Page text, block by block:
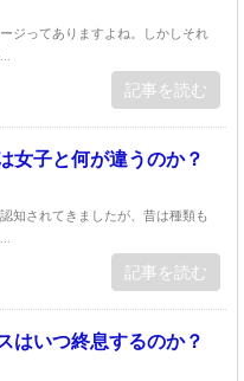
ジってありますよね。しかしそれ
記事を読む
女子と何が違うのか？
知されてきましたが、昔は種類も
記事を読む
はいつ終息するのか？